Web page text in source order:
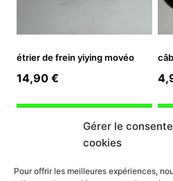
Gérer le
cookies
Pour offrir les meilleures expériences,
étrier de frein yiying movéo
14,90 €